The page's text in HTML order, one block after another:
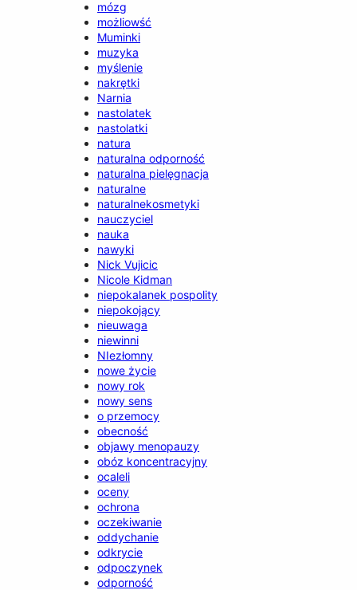
mózg
możliowść
Muminki
muzyka
myślenie
nakrętki
Narnia
nastolatek
nastolatki
natura
naturalna odporność
naturalna pielęgnacja
naturalne
naturalnekosmetyki
nauczyciel
nauka
nawyki
Nick Vujicic
Nicole Kidman
niepokalanek pospolity
niepokojący
nieuwaga
niewinni
NIezłomny
nowe życie
nowy rok
nowy sens
o przemocy
obecność
objawy menopauzy
obóz koncentracyjny
ocaleli
oceny
ochrona
oczekiwanie
oddychanie
odkrycie
odpoczynek
odporność